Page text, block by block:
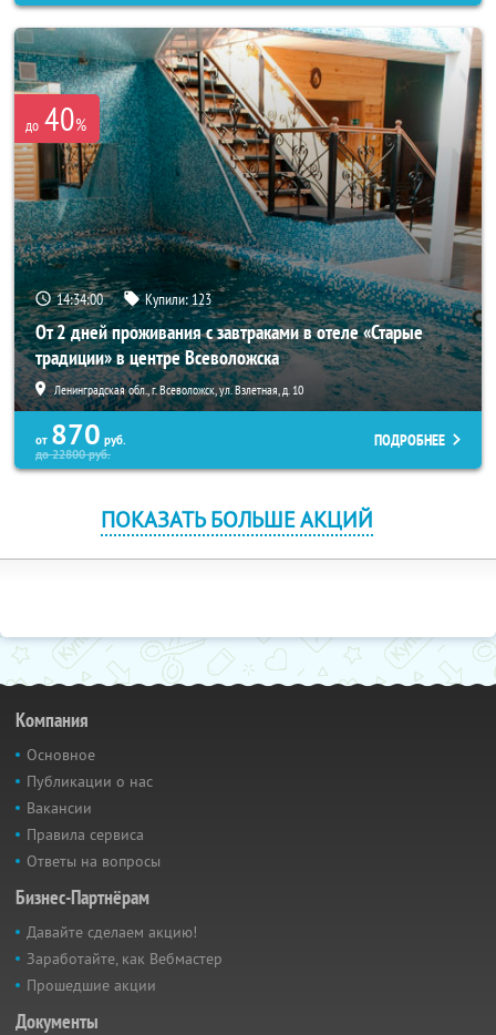
до 40%
14:34:00 Купили:123
От 2 дней проживания с завтраками в отеле «Старые
традиции» в центре Всеволожска
Ленинградская обл., г. Всеволожск, ул. Взлетная, д. 10
от 870 руб.
до22800руб.
ПОДРОБНЕЕ
ПОКАЗАТЬ БОЛЬШЕ АКЦИЙ
Компания
Основное
Публикации о нас
Вакансии
Правила сервиса
Ответы на вопросы
Бизнес-Партнёрам
Давайте сделаем акцию!
Заработайте, как Вебмастер
Прошедшие акции
Документы